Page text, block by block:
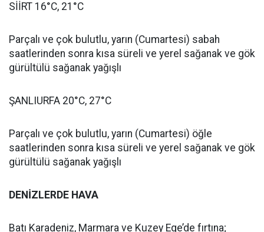
SİİRT 16°C, 21°C
Parçalı ve çok bulutlu, yarın (Cumartesi) sabah
saatlerinden sonra kısa süreli ve yerel sağanak ve gök
gürültülü sağanak yağışlı
ŞANLIURFA 20°C, 27°C
Parçalı ve çok bulutlu, yarın (Cumartesi) öğle
saatlerinden sonra kısa süreli ve yerel sağanak ve gök
gürültülü sağanak yağışlı
DENİZLERDE HAVA
Batı Karadeniz, Marmara ve Kuzey Ege’de fırtına;